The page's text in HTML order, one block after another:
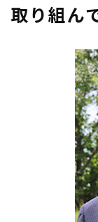
このホームページ
ソーシャルメディ
取り組ん